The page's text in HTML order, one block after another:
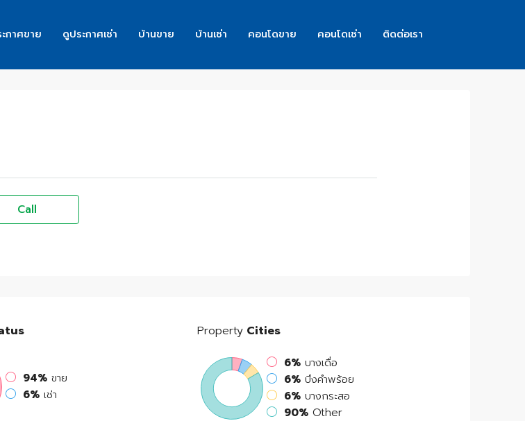
กาศขาย ดูประกาศเช่า บ้านขาย บ้านเช่า คอนโดขาย คอนโดเช่า ติดต่อเรา
Call
94% ขาย
6% เช่า
Property Cities
6% บางเดื่อ
6% บึงคำพร้อย
6% บางกระสอ
90% Other